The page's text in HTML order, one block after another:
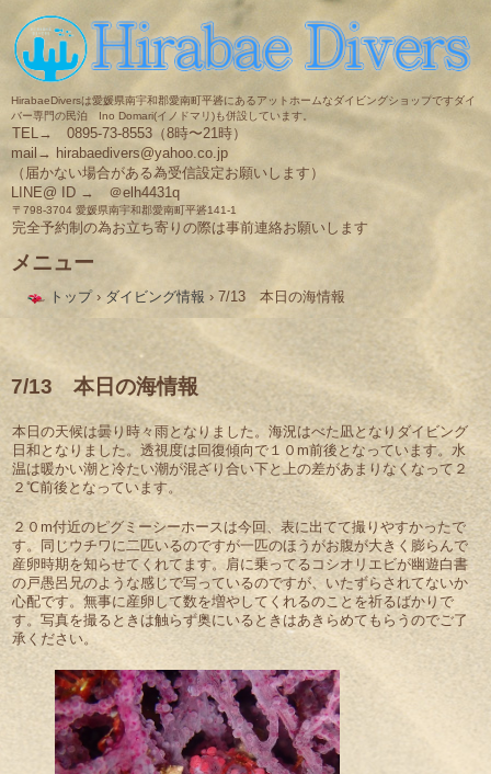
HirabaeDiversは愛媛県南宇和郡愛南町平碆にあるアットホームなダイビングショップですダイ
バー専門の民泊 Ino Domari(イノドマリ)も併設しています。
TEL→ 0895-73-8553（8時〜21時）
mail→ hirabaedivers@yahoo.co.jp
（届かない場合がある為受信設定お願いします）
LINE@ ID → ＠elh4431q
〒798-3704 愛媛県南宇和郡愛南町平碆141-1
完全予約制の為お立ち寄りの際は事前連絡お願いします
メニュー
へ
ス
ッ
プ
トップ › ダイビング情報 › 7/13 本日の海情報
7/13 本日の海情報
本日の天候は曇り時々雨となりました。海況はべた凪となりダイビング
日和となりました。透視度は回復傾向で１０m前後となっています。水
温は暖かい潮と冷たい潮が混ざり合い下と上の差があまりなくなって２
２℃前後となっています。
２０m付近のピグミーシーホースは今回、表に出てて撮りやすかったで
す。同じウチワに二匹いるのですが一匹のほうがお腹が大きく膨らんで
産卵時期を知らせてくれてます。肩に乗ってるコシオリエビが幽遊白書
の戸愚呂兄のような感じで写っているのですが、いたずらされてないか
心配です。無事に産卵して数を増やしてくれるのことを祈るばかりで
す。写真を撮るときは触らず奥にいるときはあきらめてもらうのでご了
承ください。